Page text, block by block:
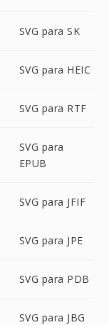
SVG para SK
SVG para HEIC
SVG para RTF
SVG para
EPUB
SVG para JFIF
SVG para JPE
SVG para PDB
SVG para JBG